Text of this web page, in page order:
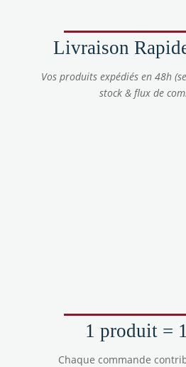
Livraison
Vos produits expédiés en 48h
stock & flux de
1 produit =
Chaque commande